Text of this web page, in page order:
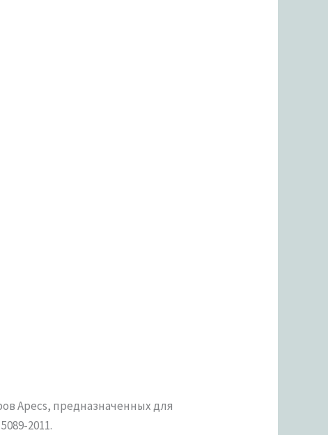
Apecs, предназначенных для
2011.